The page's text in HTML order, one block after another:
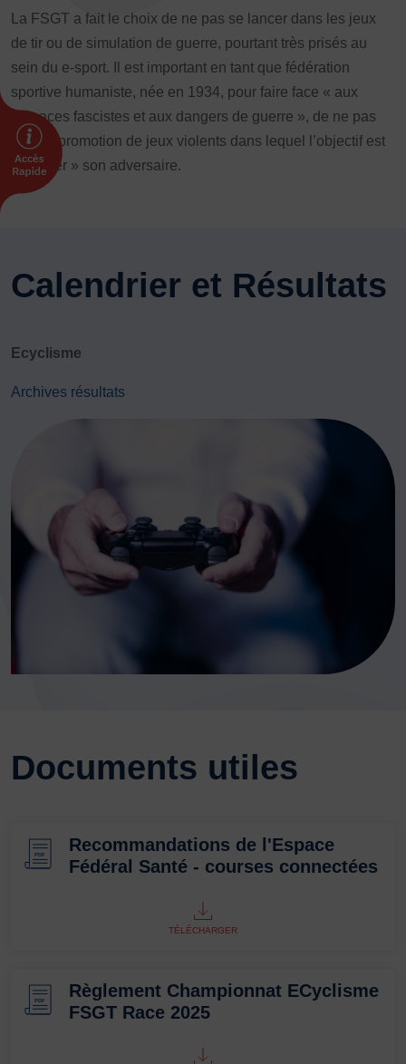
Plongée Randonnée pédestre Sport Équestre
Sports de combat Sports de neige et de patinage Tennis
Tennis de table Tir à l’arc Volley-ball
Walking Foot
La FSGT a fait le choix de ne pas se lancer dans les jeux
de tir ou de simulation de guerre, pourtant très prisés au
sein du e-sport. Il est important en tant que fédération
sportive humaniste, née en 1934, pour faire face « aux
menaces fascistes et aux dangers de guerre », de ne pas
faire la promotion de jeux violents dans lequel l’objectif est
de « tuer » son adversaire.
Calendrier et Résultats
Ecyclisme
Archives résultats
Documents utiles
PDF
Recommandations de l'Espace
Fédéral Santé - courses connectées
TÉLÉCHARGER
PDF
Règlement Championnat ECyclisme
FSGT Race 2025